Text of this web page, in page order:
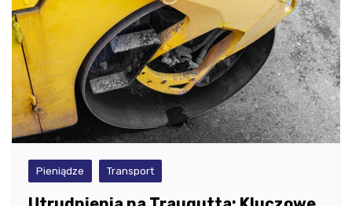
Pieniądze Transport